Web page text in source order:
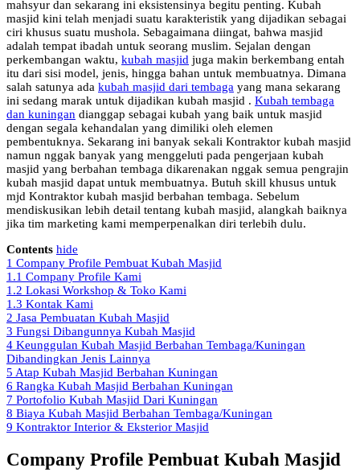
mahsyur dan sekarang ini eksistensinya begitu penting. Kubah
masjid kini telah menjadi suatu karakteristik yang dijadikan sebagai
ciri khusus suatu mushola. Sebagaimana diingat, bahwa masjid
adalah tempat ibadah untuk seorang muslim. Sejalan dengan
perkembangan waktu, kubah masjid juga makin berkembang entah
itu dari sisi model, jenis, hingga bahan untuk membuatnya. Dimana
salah satunya ada kubah masjid dari tembaga yang mana sekarang
ini sedang marak untuk dijadikan kubah masjid . Kubah tembaga
dan kuningan dianggap sebagai kubah yang baik untuk masjid
dengan segala kehandalan yang dimiliki oleh elemen
pembentuknya. Sekarang ini banyak sekali Kontraktor kubah masjid
namun nggak banyak yang menggeluti pada pengerjaan kubah
masjid yang berbahan tembaga dikarenakan nggak semua pengrajin
kubah masjid dapat untuk membuatnya. Butuh skill khusus untuk
mjd Kontraktor kubah masjid berbahan tembaga. Sebelum
mendiskusikan lebih detail tentang kubah masjid, alangkah baiknya
jika tim marketing kami memperpenalkan diri terlebih dulu.
Contents hide
1 Company Profile Pembuat Kubah Masjid
1.1 Company Profile Kami
1.2 Lokasi Workshop & Toko Kami
1.3 Kontak Kami
2 Jasa Pembuatan Kubah Masjid
3 Fungsi Dibangunnya Kubah Masjid
4 Keunggulan Kubah Masjid Berbahan Tembaga/Kuningan
Dibandingkan Jenis Lainnya
5 Atap Kubah Masjid Berbahan Kuningan
6 Rangka Kubah Masjid Berbahan Kuningan
7 Portofolio Kubah Masjid Dari Kuningan
8 Biaya Kubah Masjid Berbahan Tembaga/Kuningan
9 Kontraktor Interior & Eksterior Masjid
Company Profile Pembuat Kubah Masjid